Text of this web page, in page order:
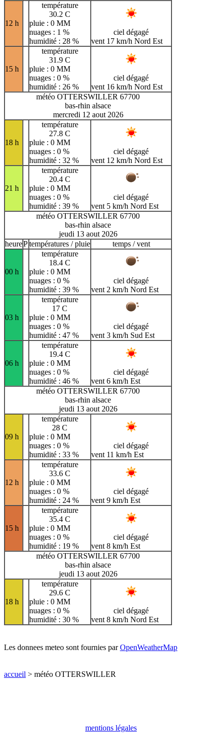
12 h
température
30.2 C
pluie : 0 MM
nuages : 1 %
humidité : 28 %
ciel dégagé
vent 17 km/h Nord Est
15 h
température
31.9 C
pluie : 0 MM
nuages : 0 %
humidité : 26 %
ciel dégagé
vent 16 km/h Nord Est
météo OTTERSWILLER 67700
bas-rhin alsace
mercredi 12 aout 2026
18 h
température
27.8 C
pluie : 0 MM
nuages : 0 %
humidité : 32 %
ciel dégagé
vent 12 km/h Nord Est
21 h
température
20.4 C
pluie : 0 MM
nuages : 0 %
humidité : 39 %
ciel dégagé
vent 5 km/h Nord Est
météo OTTERSWILLER 67700
bas-rhin alsace
jeudi 13 aout 2026
heurePtempératures / pluie temps / vent
00 h
température
18.4 C
pluie : 0 MM
nuages : 0 %
humidité : 39 %
ciel dégagé
vent 2 km/h Nord Est
03 h
température
17 C
pluie : 0 MM
nuages : 0 %
humidité : 47 %
ciel dégagé
vent 3 km/h Sud Est
06 h
température
19.4 C
pluie : 0 MM
nuages : 0 %
humidité : 46 %
ciel dégagé
vent 6 km/h Est
météo OTTERSWILLER 67700
bas-rhin alsace
jeudi 13 aout 2026
09 h
température
28 C
pluie : 0 MM
nuages : 0 %
humidité : 33 %
ciel dégagé
vent 11 km/h Est
12 h
température
33.6 C
pluie : 0 MM
nuages : 0 %
humidité : 24 %
ciel dégagé
vent 9 km/h Est
15 h
température
35.4 C
pluie : 0 MM
nuages : 0 %
humidité : 19 %
ciel dégagé
vent 8 km/h Est
météo OTTERSWILLER 67700
bas-rhin alsace
jeudi 13 aout 2026
18 h
température
29.6 C
pluie : 0 MM
nuages : 0 %
humidité : 30 %
ciel dégagé
vent 8 km/h Nord Est
Les donnees meteo sont fournies parOpenWeatherMap
accueil > météo OTTERSWILLER
mentions légales